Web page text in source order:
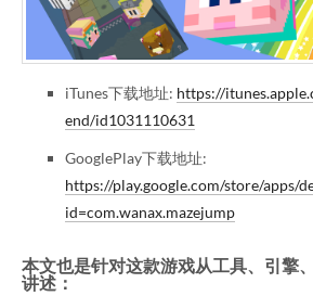
iTunes下载地址: https://
end/id1031110631
GooglePlay下载地址:
https://play.google.com/store/apps/
id=com.wanax.mazejump
本文也是针对这款游戏从工具、引擎
讲述：